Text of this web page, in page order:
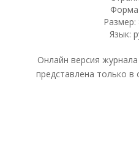
Язык:
Онлайн версия журнала
представлена только в